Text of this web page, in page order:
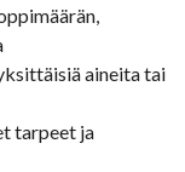
aineita tai
tarpeet ja